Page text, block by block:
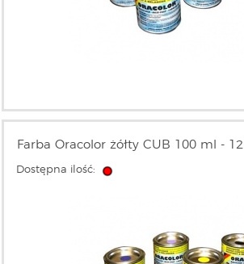
Farba Oracolor żółty CUB 100 ml -
Dostępna ilość: